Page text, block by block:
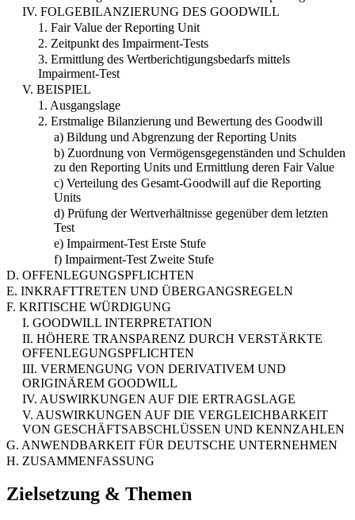
IV. FOLGEBILANZIERUNG DES GOODWILL
1. Fair Value der Reporting Unit
2. Zeitpunkt des Impairment-Tests
3. Ermittlung des Wertberichtigungsbedarfs mittels
Impairment-Test
V. BEISPIEL
1. Ausgangslage
2. Erstmalige Bilanzierung und Bewertung des Goodwill
a) Bildung und Abgrenzung der Reporting Units
b) Zuordnung von Vermögensgegenständen und Schulden
zu den Reporting Units und Ermittlung deren Fair Value
c) Verteilung des Gesamt-Goodwill auf die Reporting
Units
d) Prüfung der Wertverhältnisse gegenüber dem letzten
Test
e) Impairment-Test Erste Stufe
f) Impairment-Test Zweite Stufe
D. OFFENLEGUNGSPFLICHTEN
E. INKRAFTTRETEN UND ÜBERGANGSREGELN
F. KRITISCHE WÜRDIGUNG
I. GOODWILL INTERPRETATION
II. HÖHERE TRANSPARENZ DURCH VERSTÄRKTE
OFFENLEGUNGSPFLICHTEN
III. VERMENGUNG VON DERIVATIVEM UND
ORIGINÄREM GOODWILL
IV. AUSWIRKUNGEN AUF DIE ERTRAGSLAGE
V. AUSWIRKUNGEN AUF DIE VERGLEICHBARKEIT
VON GESCHÄFTSABSCHLÜSSEN UND KENNZAHLEN
G. ANWENDBARKEIT FÜR DEUTSCHE UNTERNEHMEN
H. ZUSAMMENFASSUNG
Zielsetzung & Themen